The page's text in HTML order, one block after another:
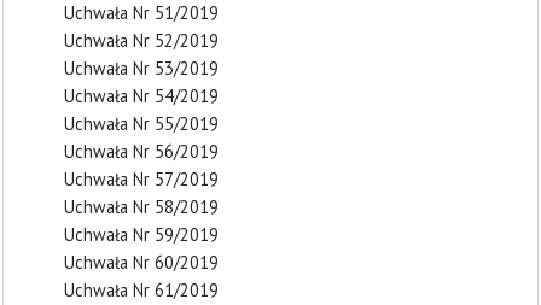
Uchwała Nr 51/2019
Uchwała Nr 52/2019
Uchwała Nr 53/2019
Uchwała Nr 54/2019
Uchwała Nr 55/2019
Uchwała Nr 56/2019
Uchwała Nr 57/2019
Uchwała Nr 58/2019
Uchwała Nr 59/2019
Uchwała Nr 60/2019
Uchwała Nr 61/2019